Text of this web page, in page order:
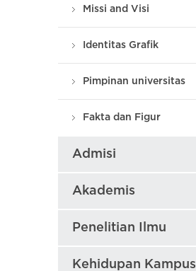
Missi and Visi
Identitas Grafik
Pimpinan universitas
Fakta dan Figur
Admisi
Akademis
Penelitian Ilmu
Kehidupan Kampus